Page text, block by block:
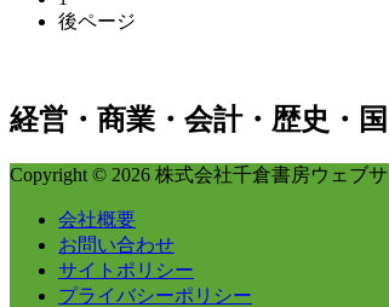
後ページ
経営・商業・会計・歴史・
Copyright © 2026 株式会社千倉書房ウェブサ
会社概要
お問い合わせ
サイトポリシー
プライバシーポリシー